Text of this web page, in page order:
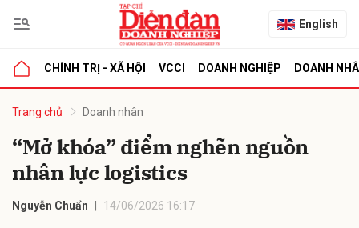
English
CHÍNH TRỊ - XÃ HỘI VCCI DOANH NGHIỆP DOANH
Trang chủ Doanh nhân
“Mở khóa” điểm nghẽn nguồn
nhân lực logistics
Nguyễn Chuẩn 14/06/2026 16:17
luận